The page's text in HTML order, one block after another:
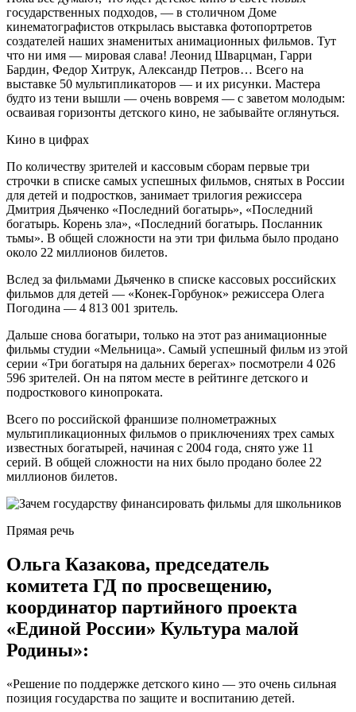
государственных подходов, — в столичном Доме
кинематографистов открылась выставка фотопортретов
создателей наших знаменитых анимационных фильмов. Тут
что ни имя — мировая слава! Леонид Шварцман, Гарри
Бардин, Федор Хитрук, Александр Петров… Всего на
выставке 50 мультипликаторов — и их рисунки. Мастера
будто из тени вышли — очень вовремя — с заветом молодым:
осваивая горизонты детского кино, не забывайте оглянуться.
Кино в цифрах
По количеству зрителей и кассовым сборам первые три
строчки в списке самых успешных фильмов, снятых в России
для детей и подростков, занимает трилогия режиссера
Дмитрия Дьяченко «Последний богатырь», «Последний
богатырь. Корень зла», «Последний богатырь. Посланник
тьмы». В общей сложности на эти три фильма было продано
около 22 миллионов билетов.
Вслед за фильмами Дьяченко в списке кассовых российских
фильмов для детей — «Конек-Горбунок» режиссера Олега
Погодина — 4 813 001 зритель.
Дальше снова богатыри, только на этот раз анимационные
фильмы студии «Мельница». Самый успешный фильм из этой
серии «Три богатыря на дальних берегах» посмотрели 4 026
596 зрителей. Он на пятом месте в рейтинге детского и
подросткового кинопроката.
Всего по российской франшизе полнометражных
мультипликационных фильмов о приключениях трех самых
известных богатырей, начиная с 2004 года, снято уже 11
серий. В общей сложности на них было продано более 22
миллионов билетов.
Прямая речь
Ольга Казакова, председатель
комитета ГД по просвещению,
координатор партийного проекта
«Единой России» Культура малой
Родины»:
«Решение по поддержке детского кино — это очень сильная
позиция государства по защите и воспитанию детей.